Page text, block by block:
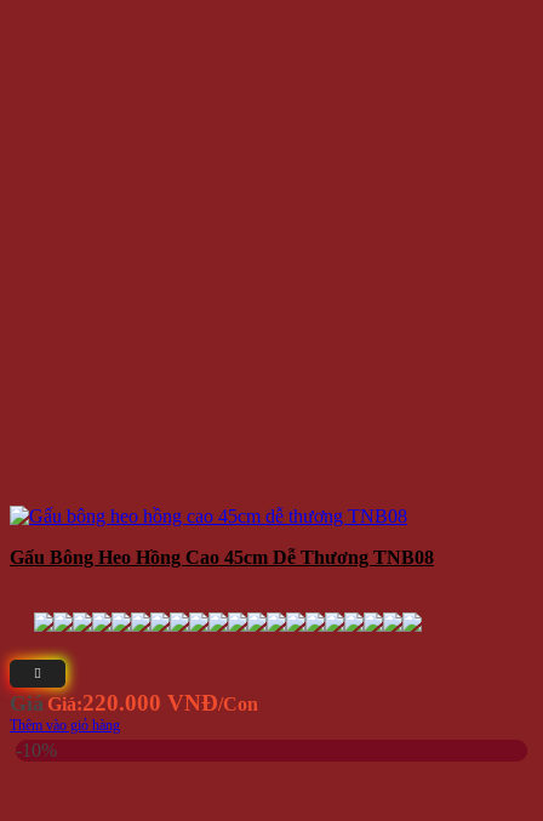
Gấu Bông Heo Hồng Cao 45cm Dễ Thương TNB08
Giá Giá:220.000 VNĐ/Con
Thêm vào giỏ hàng
-10%